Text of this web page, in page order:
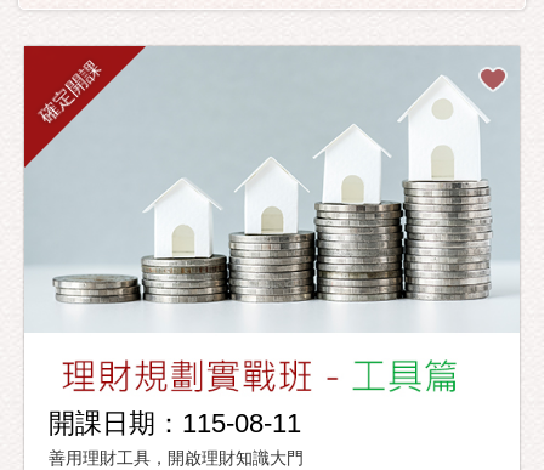
確定開課
開課日期：115-08-11
善用理財工具，開啟理財知識大門